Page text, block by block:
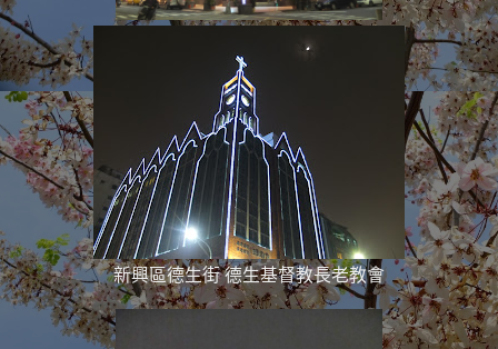
新興區德生街 德生基督教長老教會